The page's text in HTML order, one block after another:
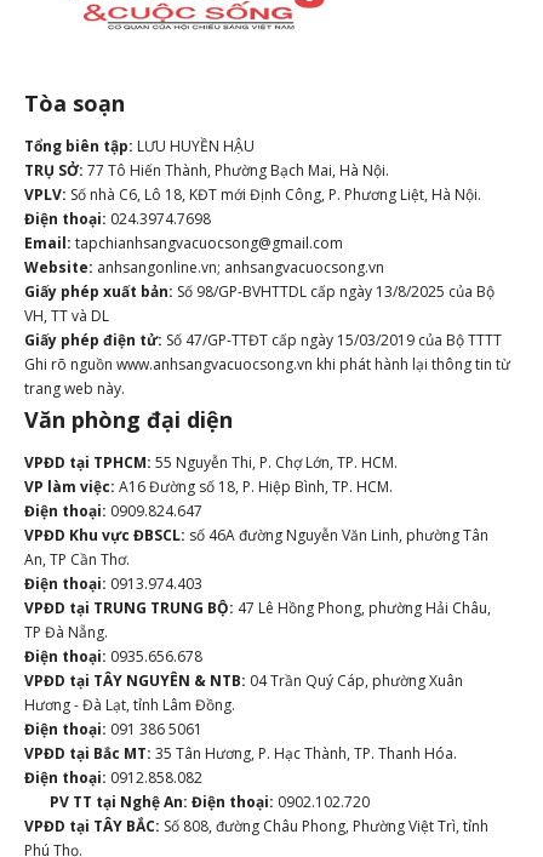
Tòa soạn
Tổng biên tập: LƯU HUYỀN HẬU
TRỤ SỞ: 77 Tô Hiến Thành, Phường Bạch Mai, Hà Nội.
VPLV: Số nhà C6, Lô 18, KĐT mới Định Công, P. Phương Liệt, Hà Nội.
Điện thoại: 024.3974.7698
Email: tapchianhsangvacuocsong@gmail.com
Website: anhsangonline.vn; anhsangvacuocsong.vn
Giấy phép xuất bản: Số 98/GP-BVHTTDL cấp ngày 13/8/2025 của Bộ
VH, TT và DL
Giấy phép điện tử: Số 47/GP-TTĐT cấp ngày 15/03/2019 của Bộ TTTT
Ghi rõ nguồn www.anhsangvacuocsong.vn khi phát hành lại thông tin từ
trang web này.
Văn phòng đại diện
VPĐD tại TPHCM: 55 Nguyễn Thi, P. Chợ Lớn, TP. HCM.
VP làm việc: A16 Đường số 18, P. Hiệp Bình, TP. HCM.
Điện thoại: 0909.824.647
VPĐD Khu vực ĐBSCL: số 46A đường Nguyễn Văn Linh, phường Tân
An, TP Cần Thơ.
Điện thoại: 0913.974.403
VPĐD tại TRUNG TRUNG BỘ: 47 Lê Hồng Phong, phường Hải Châu,
TP Đà Nẵng.
Điện thoại: 0935.656.678
VPĐD tại TÂY NGUYÊN & NTB: 04 Trần Quý Cáp, phường Xuân
Hương - Đà Lạt, tỉnh Lâm Đồng.
Điện thoại: 091 386 5061
VPĐD tại Bắc MT: 35 Tân Hương, P. Hạc Thành, TP. Thanh Hóa.
Điện thoại: 0912.858.082
PV TT tại Nghệ An: Điện thoại: 0902.102.720
VPĐD tại TÂY BẮC: Số 808, đường Châu Phong, Phường Việt Trì, tỉnh
Phú Thọ.